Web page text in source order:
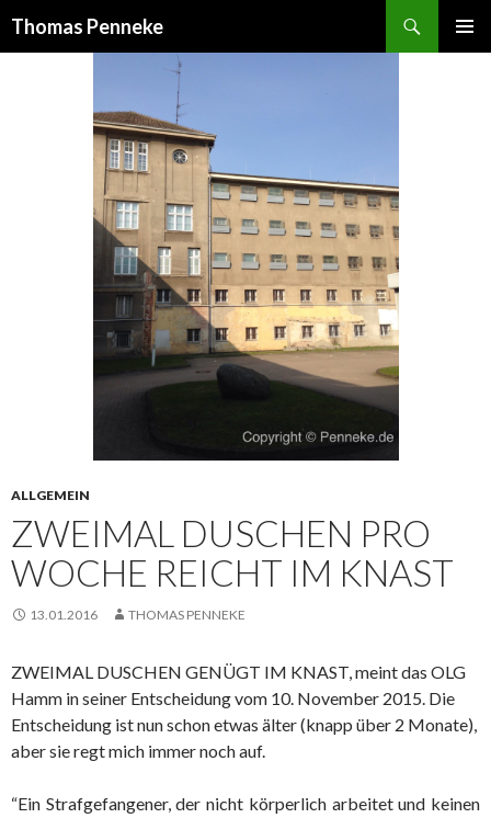
Thomas Penneke
ALLGEMEIN
ZWEIMAL DUSCHEN PRO
WOCHE REICHT IM KNAST
13.01.2016 THOMAS PENNEKE
ZWEIMAL DUSCHEN GENÜGT IM KNAST, meint das OLG
Hamm in seiner Entscheidung vom 10. November 2015. Die
Entscheidung ist nun schon etwas älter (knapp über 2 Monate),
aber sie regt mich immer noch auf.
“Ein Strafgefangener, der nicht körperlich arbeitet und keinen